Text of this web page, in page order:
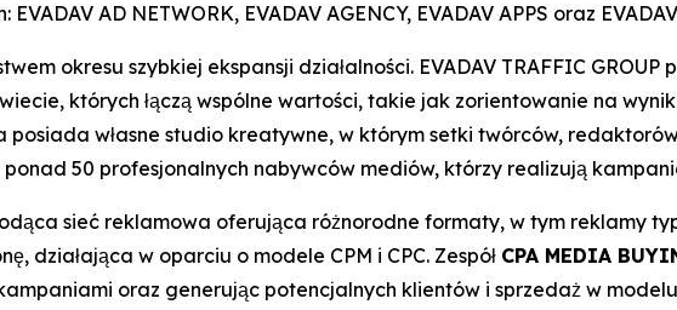
AD NETWORK, EVADAV AGENCY, EVADAV APPS oraz
okresu szybkiej ekspansji działalności. EVADAV TRAFFIC
których łączą wspólne wartości, takie jak zorientowanie na
posiada własne studio kreatywne, w którym setki twórców,
ponad 50 profesjonalnych nabywców mediów, którzy realizują
sieć reklamowa oferująca różnorodne formaty, w tym reklamy
działająca w oparciu o modele CPM i CPC. Zespół CPA MEDIA
oraz generując potencjalnych klientów i sprzedaż w modelu